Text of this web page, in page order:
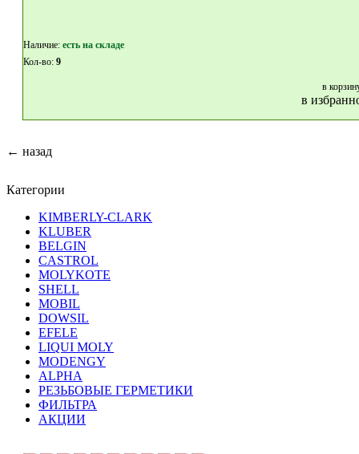
Наличие: eсть на складе
Кол-во: 9
в
в
← назад
Категории
KIMBERLY-CLARK
KLUBER
BELGIN
CASTROL
MOLYKOTE
SHELL
MOBIL
DOWSIL
EFELE
LIQUI MOLY
MODENGY
ALPHA
РЕЗЬБОВЫЕ ГЕРМЕТИКИ
ФИЛЬТРА
АКЦИИ